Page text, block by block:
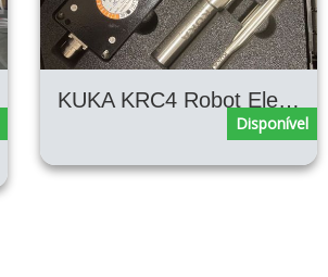
KUKA KRC4 Robot Electronic Zero Calibrator EMD
Disponível